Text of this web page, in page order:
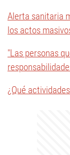
Alerta sanitaria
los actos
"Las personas
¿Qué